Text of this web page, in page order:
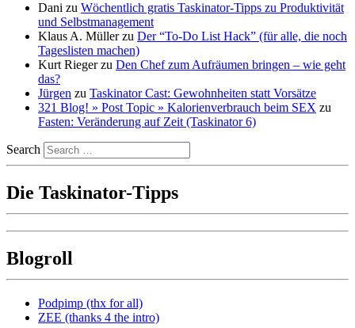
Dani zu Wöchentlich gratis Taskinator-Tipps zu Produktivität
und Selbstmanagement
Klaus A. Müllerzu Der “To-Do List Hack” (für alle, die noch
Tageslisten machen)
Kurt Riegerzu Den Chef zum Aufräumen bringen – wie geht
das?
Jürgen zu Taskinator Cast: Gewohnheiten statt Vorsätze
321 Blog! » Post Topic » Kalorienverbrauch beim SEX zu
Fasten: Veränderung auf Zeit (Taskinator 6)
Search
Die Taskinator-Tipps
Blogroll
Podpimp (thx for all)
ZEE (thanks 4 the intro)